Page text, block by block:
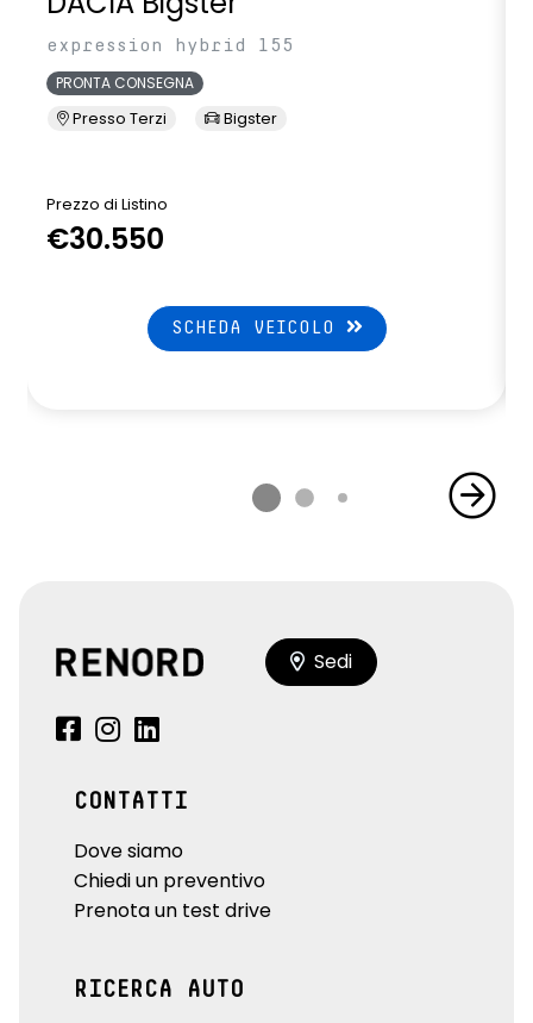
expression hybrid 155
PRONTA CONSEGNA
Presso Terzi Bigster
Prezzo di Listino
€30.550
SCHEDA VEICOLO
Sedi
CONTATTI
Dove siamo
Chiedi un preventivo
Prenota un test drive
RICERCA AUTO